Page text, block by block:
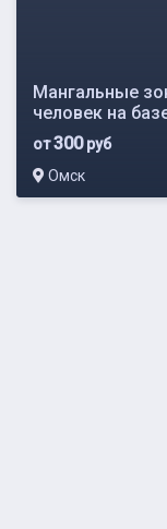
Мангальные
человек на
от300руб
Омск